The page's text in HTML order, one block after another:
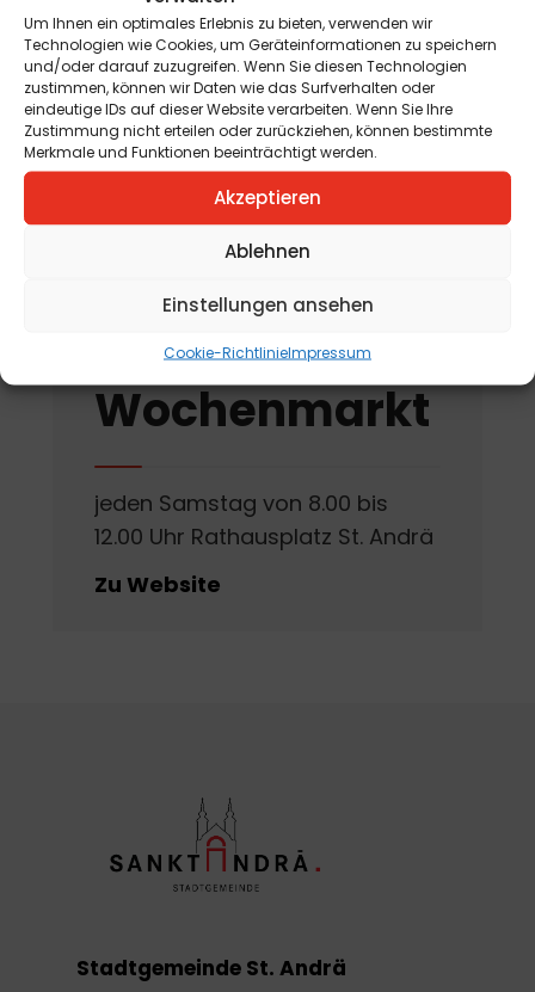
Um Ihnen ein optimales Erlebnis zu bieten, verwenden wir
Technologien wie Cookies, um Geräteinformationen zu speichern
und/oder darauf zuzugreifen. Wenn Sie diesen Technologien
zustimmen, können wir Daten wie das Surfverhalten oder
eindeutige IDs auf dieser Website verarbeiten. Wenn Sie Ihre
Zustimmung nicht erteilen oder zurückziehen, können bestimmte
Merkmale und Funktionen beeinträchtigt werden.
Akzeptieren
Ablehnen
Einstellungen ansehen
Cookie-RichtlinieImpressum
„Kräuterbuschen“
am 12. August 2026
„Tag der offenen
Kräutergartentür“
am 15. August 2026
St. Andräer
Wochenmarkt
jeden Samstag von 8.00 bis
12.00 Uhr Rathausplatz St. Andrä
Zu Website
Stadtgemeinde St. Andrä